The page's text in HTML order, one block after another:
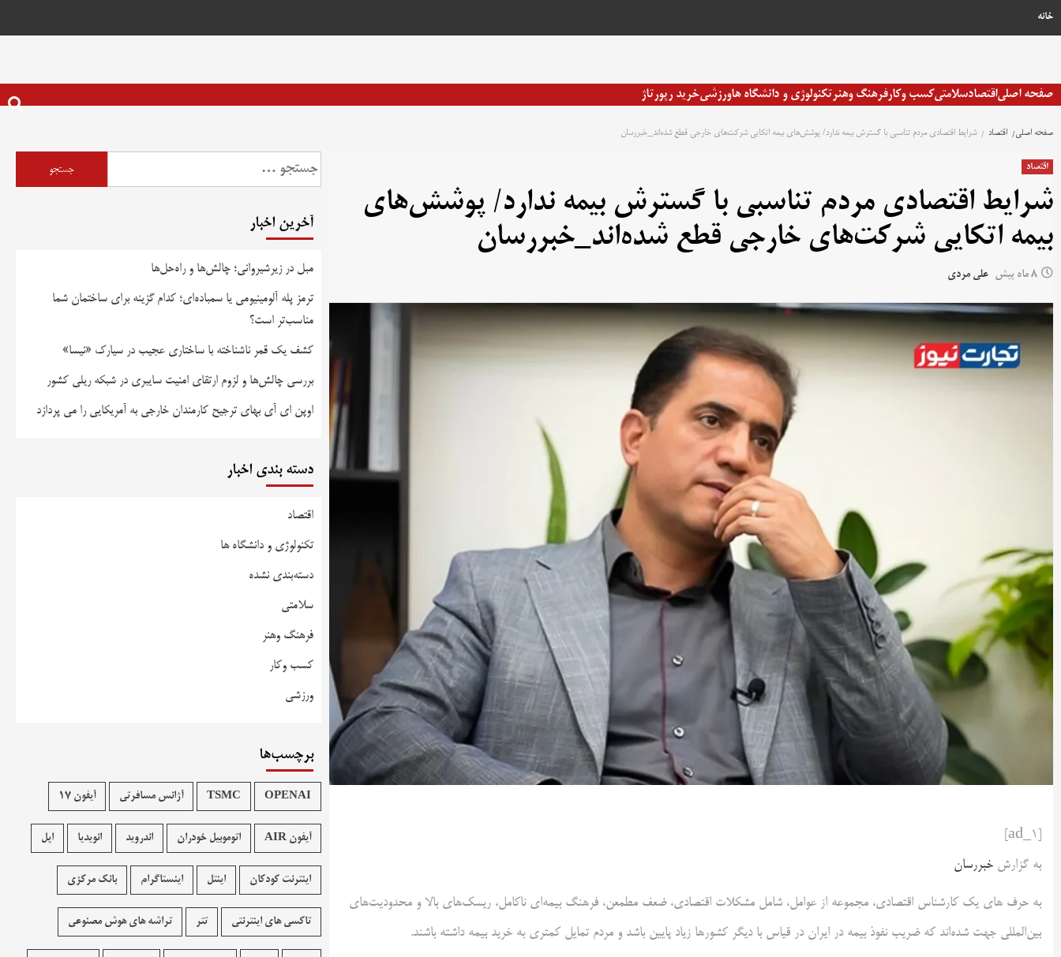
خانه
صفحه اصلیاقتصادسلامتیکسب وکارفرهنگ وهنرتکنولوژی و دانشگاه هاورزشیخرید رپورتاژ
صفحه اصلی اقتصاد شرایط اقتصادی مردم تناسبی با گسترش بیمه ندارد/ پوشش‌های بیمه اتکایی شرکت‌های خارجی قطع شده‌اند_خبررسان
اقتصاد
شرایط اقتصادی مردم تناسبی با گسترش بیمه ندارد/ پوشش‌های
بیمه اتکایی شرکت‌های خارجی قطع شده‌اند_خبررسان
8 ماه پیش علی مردی
به گزارش خبررسان
به حرف های یک کارشناس اقتصادی، مجموعه از عوامل، شامل مشکلات اقتصادی، ضعف مطمعن، فرهنگ بیمه‌ای ناکامل، ریسک‌های بالا و محدودیت‌های
بین‌المللی جهت شده‌اند که ضریب نفوذ بیمه در ایران در قیاس با دیگر کشورها زیاد پایین باشد و مردم تمایل کمتری به خرید بیمه داشته باشند.
آخرین اخبار
مبل در زیرشیروانی؛ چالش‌ها و راه‌حل‌ها
ترمز پله آلومینیومی یا سمباده‌ای؛ کدام گزینه برای ساختمان شما
مناسب‌تر است؟
کشف یک قمر ناشناخته با ساختاری عجیب در سیارک «نیسا»
بررسی چالش‌ها و لزوم ارتقای امنیت سایبری در شبکه ریلی کشور
اوپن ای آی بهای ترجیح کارمندان خارجی به آمریکایی را می پردازد
دسته بندی اخبار
اقتصاد
تکنولوژی و دانشگاه ها
دسته‌بندی نشده
سلامتی
فرهنگ وهنر
کسب وکار
ورزشی
برچسب‌ها
OPENAI
TSMC آژانس مسافرتی آیفون 17
آیفون AIR اتوموبیل خودران اندروید انویدیا اپل
اینترنت کودکان اینتل اینستاگرام بانک مرکزی
تاکسی های اینترنتی تتر تراشه های هوش مصنوعی